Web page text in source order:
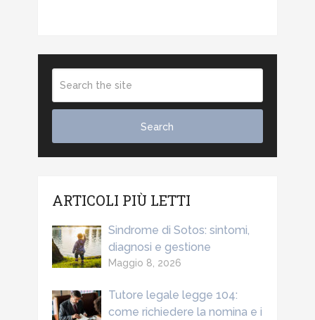
ARTICOLI PIÙ LETTI
Sindrome di Sotos: sintomi,
diagnosi e gestione
Maggio 8, 2026
Tutore legale legge 104:
come richiedere la nomina e i